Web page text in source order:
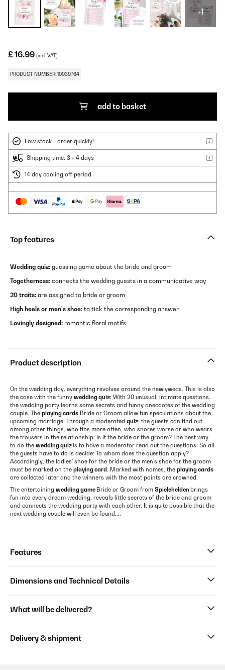
+1
£ 16.99 (incl. VAT)
PRODUCT NUMBER: 10039764
add to basket
Low stock - order quickly!
Shipping time: 3 - 4 days
14 day cooling off period
Top features
Wedding quiz: guessing game about the bride and groom
Togetherness: connects the wedding guests in a communicative way
20 traits: are assigned to bride or groom
High heels or men's shoe: to tick the corresponding answer
Lovingly designed: romantic floral motifs
Product description
On the wedding day, everything revolves around the newlyweds. This is also
the case with the funny wedding quiz: With 20 unusual, intimate questions,
the wedding party learns some secrets and funny anecdotes of the wedding
couple. The playing cards Bride or Groom allow fun speculations about the
upcoming marriage. Through a moderated quiz, the guests can find out,
among other things, who fibs more often, who snores worse or who wears
the trousers in the relationship: Is it the bride or the groom? The best way
to do the wedding quizis to have a moderator read out the questions. So all
the guests have to do is decide: To whom does the question apply?
Accordingly, the ladies' shoe for the bride or the men's shoe for the groom
must be marked on the playing card. Marked with names, the playing cards
are collected later and the winners with the most points are crowned.
The entertaining wedding game Bride or Groom from Spielehelden brings
fun into every dream wedding, reveals little secrets of the bride and groom
and connects the wedding party with each other. It is quite possible that the
next wedding couple will even be found....
Features
Dimensions and Technical Details
What will be delivered?
Delivery & shipment